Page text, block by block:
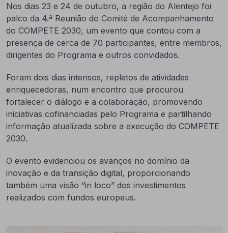
Nos dias 23 e 24 de outubro, a região do Alentejo foi
palco da 4.ª Reunião do Comité de Acompanhamento
do COMPETE 2030, um evento que contou com a
presença de cerca de 70 participantes, entre membros,
dirigentes do Programa e outros convidados.
Foram dois dias intensos, repletos de atividades
enriquecedoras, num encontro que procurou
fortalecer o diálogo e a colaboração, promovendo
iniciativas cofinanciadas pelo Programa e partilhando
informação atualizada sobre a execução do COMPETE
2030.
O evento evidenciou os avanços no domínio da
inovação e da transição digital, proporcionando
também uma visão “in loco” dos investimentos
realizados com fundos europeus.